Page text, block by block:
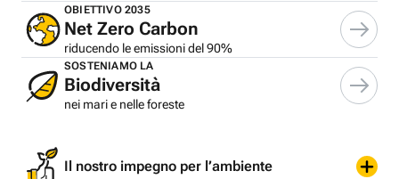
OBIETTIVO 2035
Net Zero Carbon
riducendo le emissioni del 90%
SOSTENIAMO LA
Biodiversità
nei mari e nelle foreste
Il nostro impegno per l’ambiente